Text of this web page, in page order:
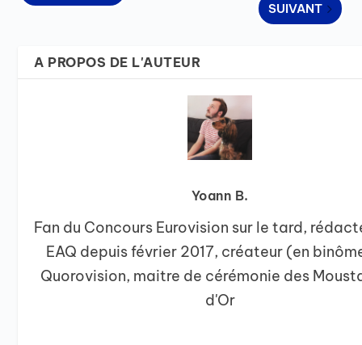
SUIVANT
A PROPOS DE L'AUTEUR
Yoann B.
Fan du Concours Eurovision sur le tard,
EAQ depuis février 2017, créateur (en
Quorovision, maitre de cérémonie des
d'Or